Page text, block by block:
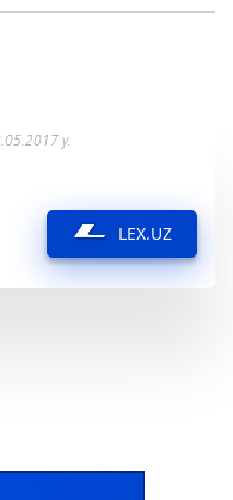
y.
LEX.UZ